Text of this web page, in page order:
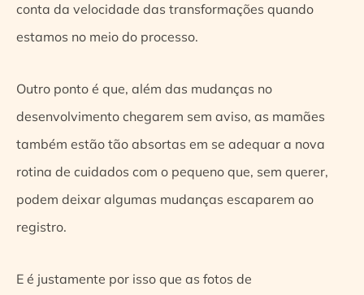
conta da velocidade das transformações quando
estamos no meio do processo.
Outro ponto é que, além das mudanças no
desenvolvimento chegarem sem aviso, as mamães
também estão tão absortas em se adequar a nova
rotina de cuidados com o pequeno que, sem querer,
podem deixar algumas mudanças escaparem ao
registro.
E é justamente por isso que as fotos de